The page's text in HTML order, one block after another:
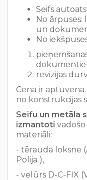
Seifs
No
un
No
revizijas
Cena ir
no konstrukcijas
Seifu un metāla
izmantoti
materiāli:
- tērauda loksne
Polija ),
- velūrs D-C-FIX